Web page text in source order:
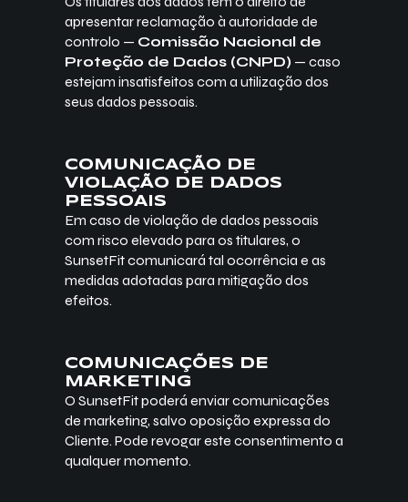
apresentar reclamação à autoridade de
controlo — Comissão Nacional de
Proteção de Dados (CNPD) — caso
estejam insatisfeitos com a utilização dos
seus dados pessoais.
COMUNICAÇÃO DE
VIOLAÇÃO DE DADOS
PESSOAIS
Em caso de violação de dados pessoais
com risco elevado para os titulares, o
SunsetFit comunicará tal ocorrência e as
medidas adotadas para mitigação dos
efeitos.
COMUNICAÇÕES DE
MARKETING
O SunsetFit poderá enviar comunicações
de marketing, salvo oposição expressa do
Cliente. Pode revogar este consentimento a
qualquer momento.